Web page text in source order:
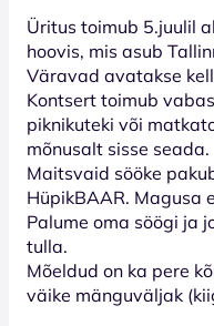
Üritus toimub 5.juulil
hoovis, mis asub
Väravad avatakse
Kontsert toimub
piknikuteki või
mõnusalt sisse seada.
Maitsvaid sööke
HüpikBAAR. Magusa
Palume oma söögi ja
tulla.
Mõeldud on ka pere
väike mänguväljak